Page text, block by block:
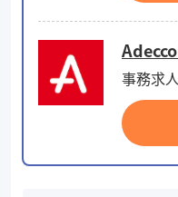
Adecco
事務求